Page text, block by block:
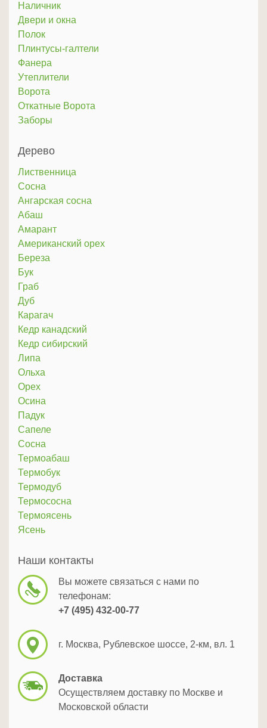
Наличник
Двери и окна
Полок
Плинтусы-галтели
Фанера
Утеплители
Ворота
Откатные Ворота
Заборы
Дерево
Лиственница
Сосна
Ангарская сосна
Абаш
Амарант
Американский орех
Береза
Бук
Граб
Дуб
Карагач
Кедр канадский
Кедр сибирский
Липа
Ольха
Орех
Осина
Падук
Сапеле
Сосна
Термоабаш
Термобук
Термодуб
Термососна
Термоясень
Ясень
Наши контакты
Вы можете связаться с нами по
телефонам:
+7 (495) 432-00-77
г. Москва, Рублевское шоссе, 2-км, вл. 1
Доставка
Осуществляем доставку по Москве и
Московской области